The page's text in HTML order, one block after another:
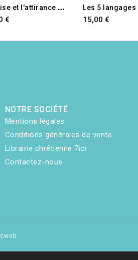
L
'Église et l'attirance homosexuelle
€ 15,00 €
NOTRE SOCIÉTÉ
Mentions légales
Conditions générales de vente
Librairie chrétienne 7ici
Contactez-nous